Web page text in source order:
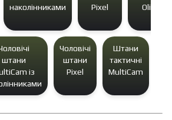
наколінниками
Pixel
Olive
штани
із
Чоловічі
штани
Pixel
Штани
тактичні
MultiCam